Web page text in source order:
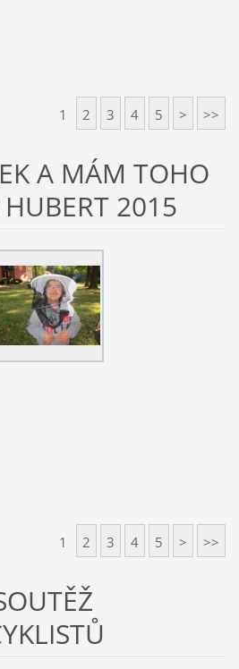
1 2 3 4 5 > >>
A MÁM TOHO
2015
1 2 3 4 5 > >>